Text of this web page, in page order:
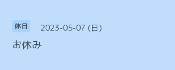
休日 2023-05-07 (日)
お休み